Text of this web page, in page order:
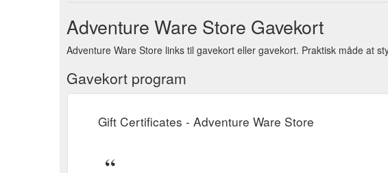
Adventure Ware Store Gavekort
Adventure Ware Store links til gavekort eller gavekort. Praktisk måde at
Gavekort program
Gift Certificates - Adventure Ware Store